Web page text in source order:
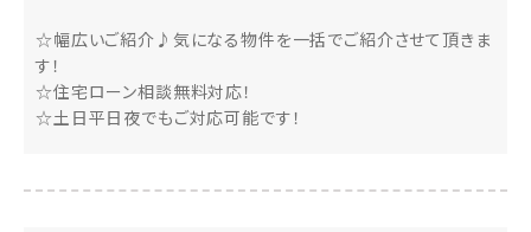
☆幅広いご紹介♪気になる物件を一括でご紹介させて頂きま
す！
☆住宅ローン相談無料対応！
☆土日平日夜でもご対応可能です！